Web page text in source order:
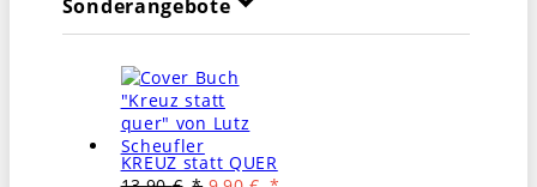
Sonderangebote
KREUZ statt QUER